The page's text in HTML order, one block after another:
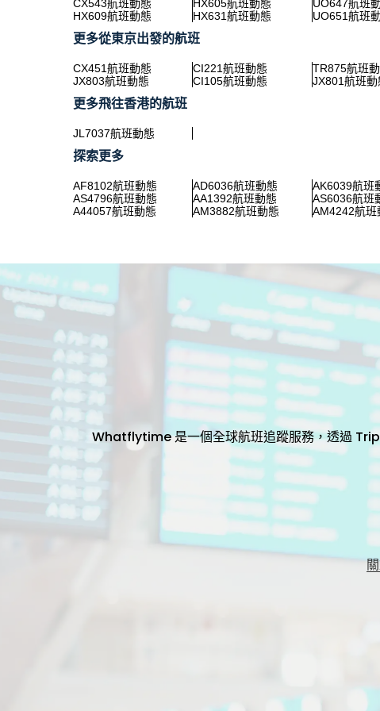
CX543航班動態 HX605航班動態 UO647航班
HX609航班動態
HX631航班動態 UO651航班
更多從東京出發的航班
CX451航班動態 CI221航班動態 TR875航班
JX803航班動態
CI105航班動態 JX801航班動
更多飛往香港的航班
JL7037航班動態
探索更多
AF8102航班動態 AD6036航班動態 AK6039航班
AS4796航班動態
AA1392航班動態 AS6036航班
A44057航班動態
AM3882航班動態 AM4242航班
Whatflytime 是一個全球航班追蹤服務，透過